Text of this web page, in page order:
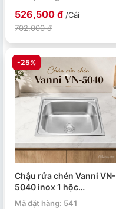
526,500 đ /Cái
702,000 đ
-25%
Chậu rửa chén Vanni VN-
5040 inox 1 hộc
500x400x230mm
Mã đặt hàng: 541